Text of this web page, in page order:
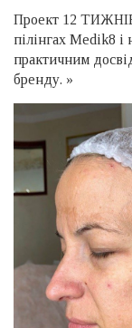
Проект 12
пілінгах Medik8 і
практичним
бренду. »